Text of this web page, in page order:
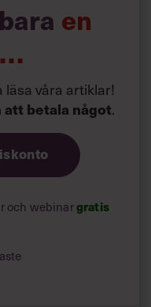
en
våra artiklar!
att betala något.
och webinargratis